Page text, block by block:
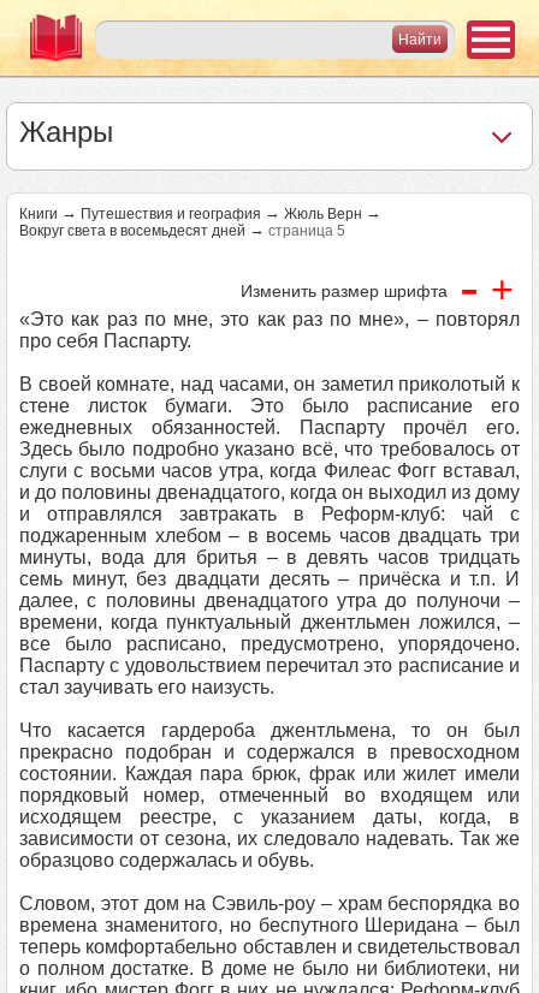
Жанры
Книги → Путешествия и география → Жюль Верн →
Вокруг света в восемьдесят дней → страница 5
Изменить размер шрифта - +
«Это как раз по мне, это как раз по мне», – повторял
про себя Паспарту.
В своей комнате, над часами, он заметил приколотый к
стене листок бумаги. Это было расписание его
ежедневных обязанностей. Паспарту прочёл его.
Здесь было подробно указано всё, что требовалось от
слуги с восьми часов утра, когда Филеас Фогг вставал,
и до половины двенадцатого, когда он выходил из дому
и отправлялся завтракать в Реформ-клуб: чай с
поджаренным хлебом – в восемь часов двадцать три
минуты, вода для бритья – в девять часов тридцать
семь минут, без двадцати десять – причёска и т.п. И
далее, с половины двенадцатого утра до полуночи –
времени, когда пунктуальный джентльмен ложился, –
все было расписано, предусмотрено, упорядочено.
Паспарту с удовольствием перечитал это расписание и
стал заучивать его наизусть.
Что касается гардероба джентльмена, то он был
прекрасно подобран и содержался в превосходном
состоянии. Каждая пара брюк, фрак или жилет имели
порядковый номер, отмеченный во входящем или
исходящем реестре, с указанием даты, когда, в
зависимости от сезона, их следовало надевать. Так же
образцово содержалась и обувь.
Словом, этот дом на Сэвиль-роу – храм беспорядка во
времена знаменитого, но беспутного Шеридана – был
теперь комфортабельно обставлен и свидетельствовал
о полном достатке. В доме не было ни библиотеки, ни